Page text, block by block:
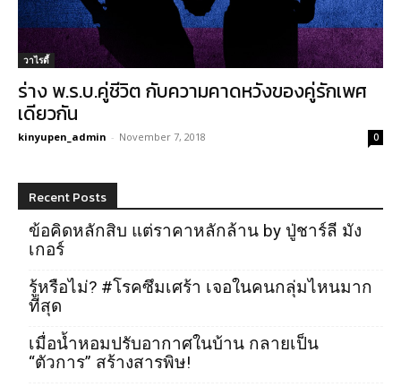
วาไรตี้
ร่าง พ.ร.บ.คู่ชีวิต กับความคาดหวังของคู่รักเพศ
เดียวกัน
kinyupen_admin - November 7, 2018 0
Recent Posts
ข้อคิดหลักสิบ แต่ราคาหลักล้าน by ปู่ชาร์ลี มัง
เกอร์
รู้หรือไม่? #โรคซึมเศร้า เจอในคนกลุ่มไหนมาก
ที่สุด
เมื่อน้ำหอมปรับอากาศในบ้าน กลายเป็น
“ตัวการ” สร้างสารพิษ!